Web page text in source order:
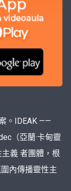
。IDEAK ——
（亞蘭·卡甸靈
義 者團體，根
內傳播靈性主